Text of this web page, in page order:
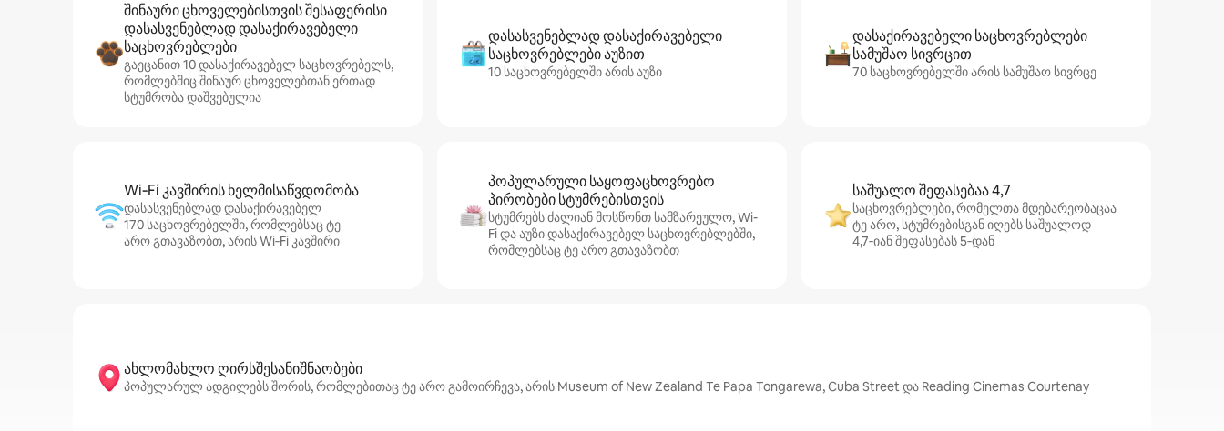
შინაური ცხოველებისთვის შესაფერისი
დასასვენებლად დასაქირავებელი
საცხოვრებლები
გაეცანით 10 დასაქირავებელ საცხოვრებელს,
რომლებშიც შინაურ ცხოველებთან ერთად
სტუმრობა დაშვებულია
დასასვენებლად დასაქირავებელი
საცხოვრებლები აუზით
10 საცხოვრებელში არის აუზი
დასაქირავებელი საცხოვრებლები
სამუშაო სივრცით
70 საცხოვრებელში არის სამუშაო სივრცე
Wi‑Fi კავშირის ხელმისაწვდომობა
დასასვენებლად დასაქირავებელ
170 საცხოვრებელში, რომლებსაც ტე
არო გთავაზობთ, არის Wi‑Fi კავშირი
პოპულარული საყოფაცხოვრებო
პირობები სტუმრებისთვის
სტუმრებს ძალიან მოსწონთ სამზარეულო, Wi-
Fi და აუზი დასაქირავებელ საცხოვრებლებში,
რომლებსაც ტე არო გთავაზობთ
საშუალო შეფასებაა 4,7
საცხოვრებლები, რომელთა მდებარეობაცაა
ტე არო, სტუმრებისგან იღებს საშუალოდ
4,7‑იან შეფასებას 5‑დან
ახლომახლო ღირსშესანიშნაობები
პოპულარულ ადგილებს შორის, რომლებითაც ტე არო გამოირჩევა, არის Museum of New Zealand Te Papa Tongarewa, Cuba Street და Reading Cinemas Courtenay